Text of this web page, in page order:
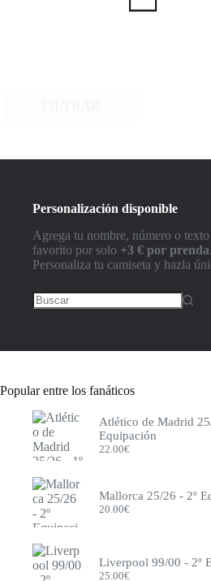
Personalización disponible
Agrega tu nombre, número o texto
favorito por solo +3 € por prenda.
Personaliza tu camiseta y hazla
Popular entre los fanáticos
Atlético de Madrid
Equipación
22.00€
Mallorca 25/26 - 2º
20.00€
Liverpool 99/00 - 2º
25.00€